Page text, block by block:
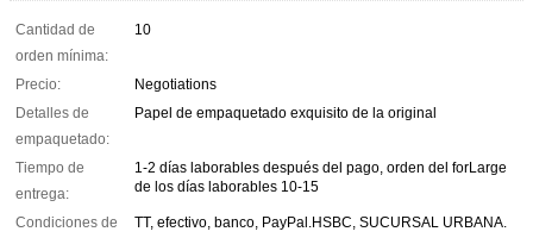
Cantidad de
orden mínima:
10
Precio:
Negotiations
Detalles de
empaquetado:
Papel de empaquetado exquisito de la original
Tiempo de
entrega:
1-2 días laborables después del pago, orden del forLarge
de los días laborables 10-15
Condiciones de
TT, efectivo, banco, PayPal.HSBC, SUCURSAL URBANA.